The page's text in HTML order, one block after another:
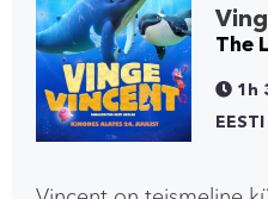
The
1h